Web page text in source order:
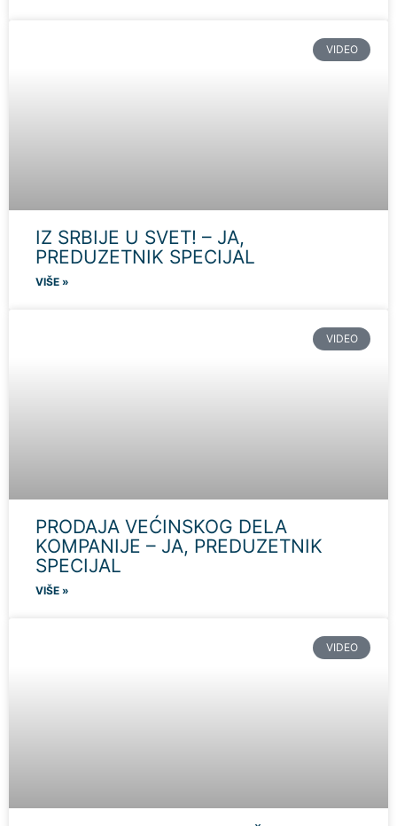
VIDEO
IZ SRBIJE U SVET! – JA,
PREDUZETNIK SPECIJAL
VIŠE »
VIDEO
PRODAJA VEĆINSKOG DELA
KOMPANIJE – JA, PREDUZETNIK
SPECIJAL
VIŠE »
VIDEO